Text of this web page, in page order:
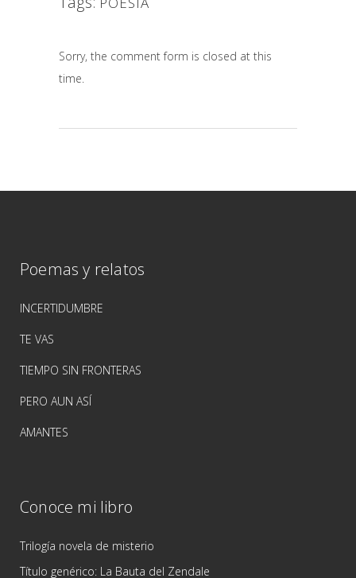
Sorry, the comment form is closed at this
time.
Poemas y relatos
INCERTIDUMBRE
TE VAS
TIEMPO SIN FRONTERAS
PERO AUN ASÍ
AMANTES
Conoce mi libro
Trilogía novela de misterio
Título genérico: La Bauta del Zendale